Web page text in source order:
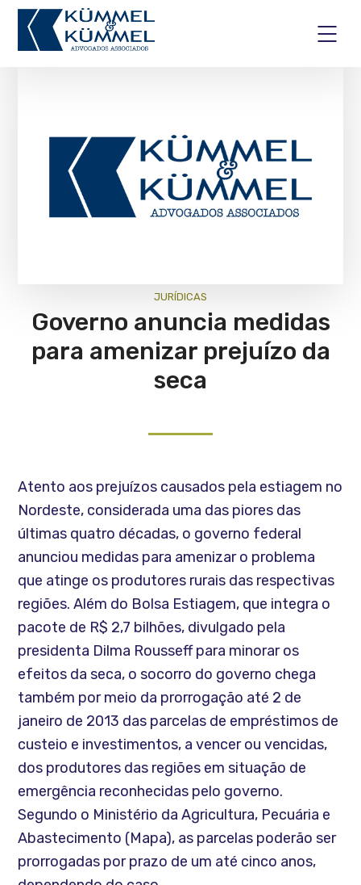
JURÍ­DICAS
Governo anuncia medidas
para amenizar prejuízo da
seca
Atento aos prejuízos causados pela estiagem no
Nordeste, considerada uma das piores das
últimas quatro décadas, o governo federal
anunciou medidas para amenizar o problema
que atinge os produtores rurais das respectivas
regiões. Além do Bolsa Estiagem, que integra o
pacote de R$ 2,7 bilhões, divulgado pela
presidenta Dilma Rousseff para minorar os
efeitos da seca, o socorro do governo chega
também por meio da prorrogação até 2 de
janeiro de 2013 das parcelas de empréstimos de
custeio e investimentos, a vencer ou vencidas,
dos produtores das regiões em situação de
emergência reconhecidas pelo governo.
Segundo o Ministério da Agricultura, Pecuária e
Abastecimento (Mapa), as parcelas poderão ser
prorrogadas por prazo de um até cinco anos,